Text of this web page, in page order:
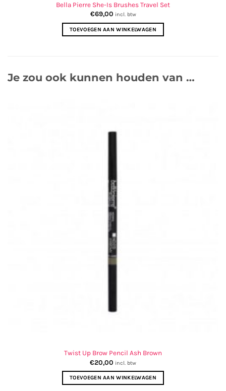
Bella Pierre She-Is Brushes Travel Set
€69,00 incl. btw
TOEVOEGEN AAN WINKELWAGEN
Je zou ook kunnen houden van …
Twist Up Brow Pencil Ash Brown
€20,00 incl. btw
TOEVOEGEN AAN WINKELWAGEN